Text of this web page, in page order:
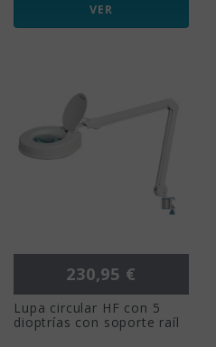
VER
Precio
230,95 €
Lupa circular HF con 5
dioptrías con soporte raíl